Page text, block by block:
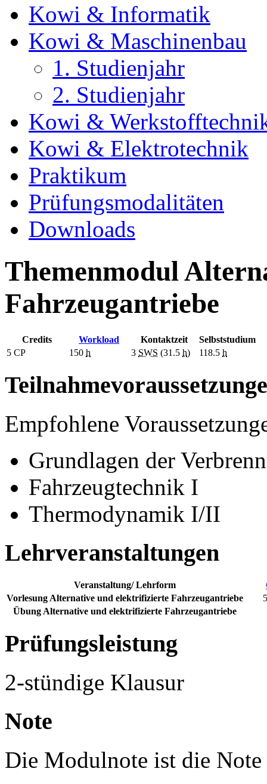
Kowi & Informatik
Kowi & Maschinenbau
1. Studienjahr
2. Studienjahr
Kowi &
Kowi & Elektrotechnik
Praktikum
Prüfungsmodalitäten
Downloads
Themenmodul
Fahrzeugantriebe
Credits Workload Kontaktzeit
Selbststudium
5 CP 150 h 3 SWS (31.5 h) 118.5 h
Empfohlene
Grundlagen der
Fahrzeugtechnik I
Thermodynamik I/II
Lehrveranstaltungen
Veranstaltung/ Lehrform
Vorlesung Alternative und elektrifizierte Fahrzeugantriebe
Übung Alternative und elektrifizierte Fahrzeugantriebe
Prüfungsleistung
2-stündige Klausur
Note
Die Modulnote ist die Note